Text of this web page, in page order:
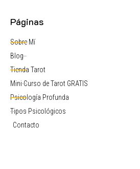
Páginas
Sobre Mí
Blog
Tienda Tarot
Mini Curso de Tarot GRATIS
Psicología Profunda
Tipos Psicológicos
Contacto